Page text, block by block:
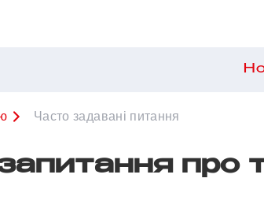
Часто задавані питання
про